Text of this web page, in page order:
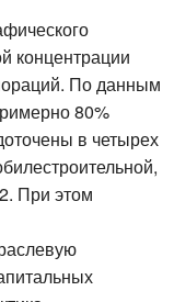
концентрации
По данным
80%
в четырех
При этом